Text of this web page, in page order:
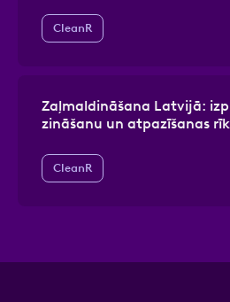
CleanR
Zaļmaldināšana Latvijā:
zināšanu un atpazīšanas
CleanR